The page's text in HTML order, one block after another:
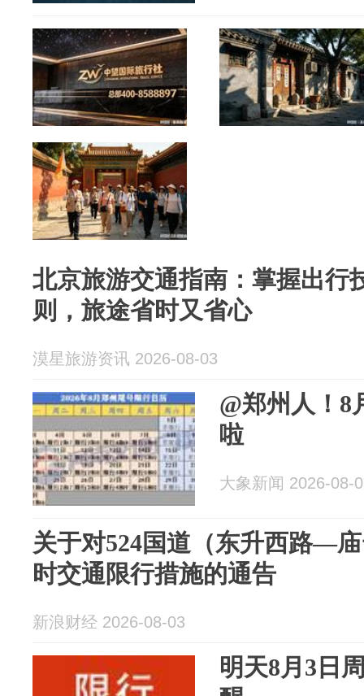
北京旅游交通指南：掌握出行
则，旅途省时又省心
漠星旅游资讯 2026-08-03
@郑州人！8
啦
大象新闻 2026-08-
关于对524国道（东升西路—
时交通限行措施的通告
新浪财经 2026-08-03
明天8月3日